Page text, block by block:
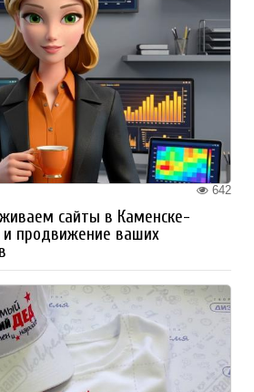
642
сайты в Каменске-
и продвижение ваших